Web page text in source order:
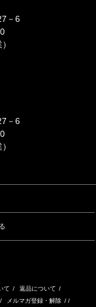
－6
－6
て / 返品について /
/ メルマガ登録・解除 / /